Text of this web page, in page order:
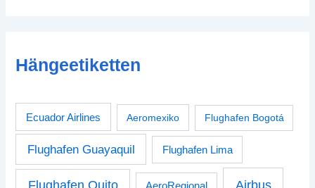
Hängeetiketten
Ecuador Airlines Aeromexiko Flughafen Bogotá
Flughafen Guayaquil Flughafen Lima
Flughafen Quito AeroRegional Airbus